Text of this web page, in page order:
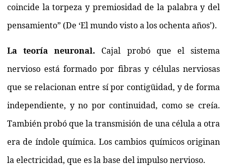
coincide la torpeza y premiosidad de la palabra y del
pensamiento” (De ‘El mundo visto a los ochenta años’).
La teoría neuronal. Cajal probó que el sistema
nervioso está formado por fibras y células nerviosas
que se relacionan entre sí por contigüidad, y de forma
independiente, y no por continuidad, como se creía.
También probó que la transmisión de una célula a otra
era de índole química. Los cambios químicos originan
la electricidad, que es la base del impulso nervioso.